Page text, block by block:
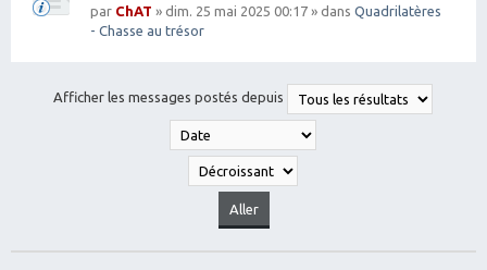
par ChAT » dim. 25 mai 2025 00:17 » dans Quadrilatères
- Chasse au trésor
Afficher les messages postés depuis